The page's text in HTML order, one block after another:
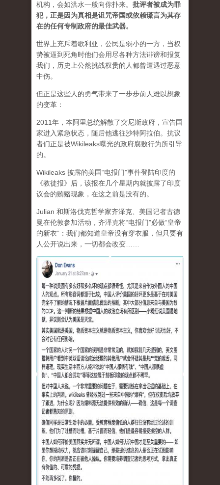
机构，会如洪水一般向你扑来。 批评者被成为罪
犯，正是因为真相是诅咒帝国或依赖谎言为其存
在的任何专制政府的最佳武器。
世界上充斥着歌利亚，公民是弱小的一方，当权
势被逼到死角时他们会用尽各种方法诽谤和报复
我们，历史上公然挑战权贵的人都曾遭遇过恶意
中伤。
但正是这些人的勇气带来了一步步前人难以想象
的变革：
2011年，本阿里总统解散了突尼斯政府，宣告国
家进入紧急状态，随后他逃往沙特阿拉伯。抗议
者们正是被Wikileaks曝光的政府腐败行为所引导
的。
Wikileaks 披露的美国“电报门”事件登陆印度的
《教徒报》后，该报在几个星期内就披露了印度
议会的贿赂现象，在这之前是没有的。
Julian 和斯洛伐克哲学家齐泽克、美国记者古德
曼在伦敦参加活动，齐泽克将“电报门”必做“皇帝
的新衣”：我们都知道皇帝没有穿衣服，但只要有
人公开说出来，一切都会改变……